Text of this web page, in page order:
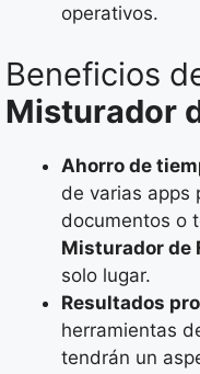
operativos.
Beneficios
Misturador
Ahorro de
de varias apps
documentos o
Misturador de
solo lugar.
Resultados
herramientas
tendrán un